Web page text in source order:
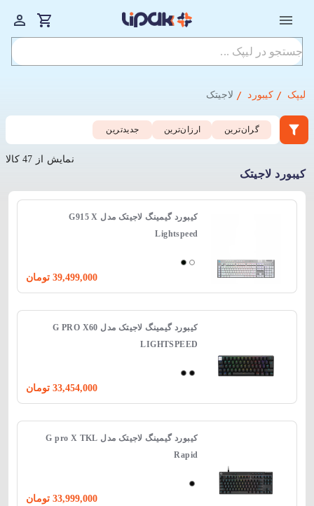
لیپک کیبورد لاجیتک
گران‌ترین ارزان‌ترین جدید‌ترین
نمایش از 47 کالا
کیبورد لاجیتک
کیبورد گیمینگ لاجیتک مدل G915 X
Lightspeed
تومان
کیبورد گیمینگ لاجیتک مدل G PRO X60
LIGHTSPEED
تومان
کیبورد گیمینگ لاجیتک مدل G pro X TKL
Rapid
تومان